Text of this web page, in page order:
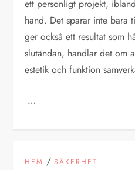
ett personligt projekt,
hand. Det sparar inte bara
ger också ett resultat som
slutändan, handlar det om
estetik och funktion
…
HEM /SÄKERHET